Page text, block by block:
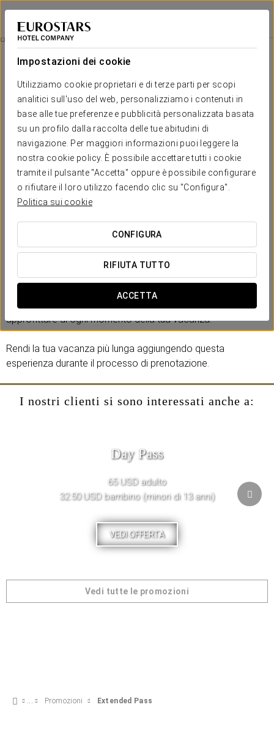
Impostazioni dei cookie
Utilizziamo cookie proprietari e di terze parti per scopi
analitici sull'uso del web, personalizziamo i contenuti in
base alle tue preferenze e pubblicità personalizzata basata
su un profilo dalla raccolta delle tue abitudini di
navigazione. Per maggiori informazioni puoi leggere la
nostra cookie policy. È possibile accettare tutti i cookie
tramite il pulsante "Accetta" oppure è possibile configurare
o rifiutare il loro utilizzo facendo clic su "Configura".
Politica sui cookie
CONFIGURA
RIFIUTA TUTTO
ACCETTA
Eurostars Grand Cayacoa
SAMANÁ
Extended Pass
65 $
Extended Pass
Prolunga il tuo soggiorno con la nostra promozione
Extended Pass. Accedi a tutti i vantaggi della formula tutto
incluso dalle 10:00 del giorno di arrivo e continua a vivere
l’esperienza fino alle 18:00 del giorno di partenza.
Più tempo per rilassarti, gustare la nostra gastronomia e
approfittare di ogni momento della tua vacanza.
Rendi la tua vacanza più lunga aggiungendo questa
esperienza durante il processo di prenotazione.
I nostri clienti si sono interessati anche a:
Day Pass
65 USD adulto
32.50 USD bambino (minori di 13 anni)
VEDI OFFERTA
Vedi tutte le promozioni
Promozioni Extended Pass